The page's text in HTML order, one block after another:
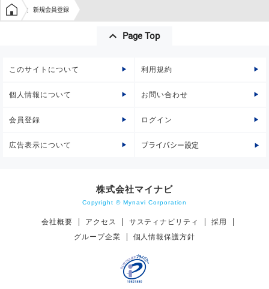
学生の窓口トップ
新規会員登録
Page Top
このサイトについて 利用規約
個人情報について お問い合わせ
会員登録 ログイン
広告表示について プライバシー設定
株式会社マイナビ
Copyright © Mynavi Corporation
会社概要 アクセス サスティナビリティ
採用
グループ企業
個人情報保護方針